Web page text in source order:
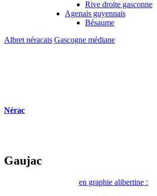
Rive droite gasconne
Agenais guyennais
Bésaume
Albret néracais Gascogne médiane
Nérac
Gaujac
en graphie alibertine :